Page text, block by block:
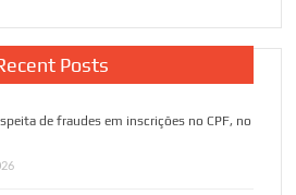
Posts
de fraudes em inscrições no CPF, no